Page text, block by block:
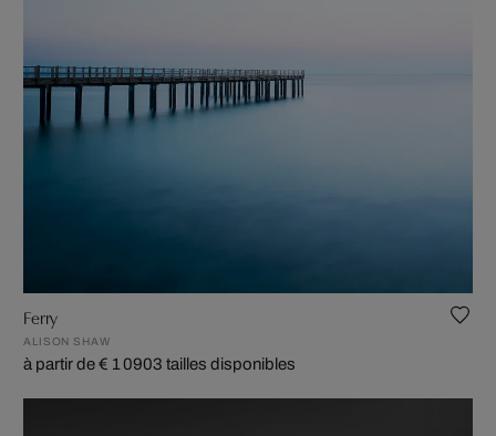
Ferry
ALISON SHAW
à partir de € 1 0903 tailles disponibles